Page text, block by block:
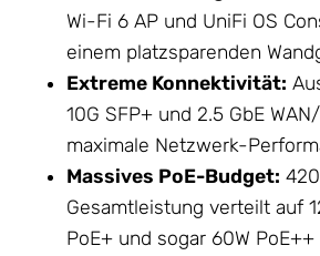
Wi-Fi 6 AP und UniFi OS
einem platzsparenden
Extreme Konnektivität:
10G SFP+ und 2.5 GbE
maximale Netzwerk-
Massives PoE-Budget:
Gesamtleistung verteilt auf
PoE+ und sogar 60W